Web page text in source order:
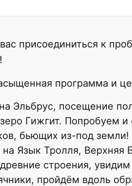
присоединиться к
программа и
Эльбрус, посещение
Гижгит. Попробуем
бьющих из-под земли!
Язык Тролля, Верхняя
строения,
пройдём вдоль